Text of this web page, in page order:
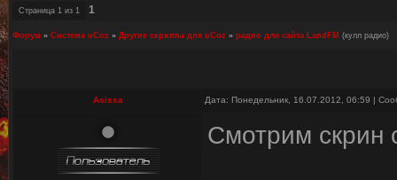
Страница 1 из 1 1
Форум » Система uCoz » Другие скрипты для uCoz » радио для сайта LandFM (кулл радио)
Asissa Дата: Понедельник, 16.07.2012, 06:59 |
Смотрим скрин